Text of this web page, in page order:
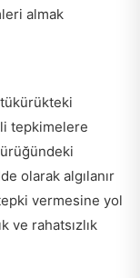
almak
tükürükteki
tepkimelere
olarak algılanır
vermesine yol
ve rahatsızlık